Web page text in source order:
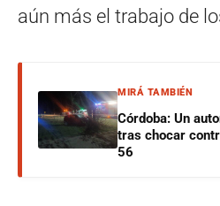
aún más el trabajo de
MIRÁ TAMBIÉN
Córdoba: Un
tras chocar
56